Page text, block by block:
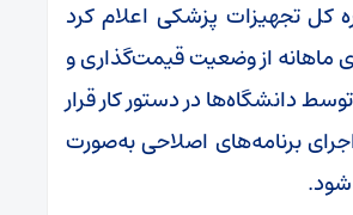
کل تجهیزات پزشکی اعلام کرد
ماهانه از وضعیت قیمت‌گذاری و
دانشگاه‌ها در دستور کار قرار
برنامه‌های اصلاحی به‌صورت
شود.